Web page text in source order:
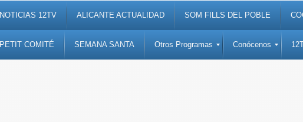
NOTICIAS 12TV ALICANTE ACTUALIDAD SOM FILLS DEL POBLE
PETIT COMITÉ SEMANA SANTA Otros Programas Conócenos